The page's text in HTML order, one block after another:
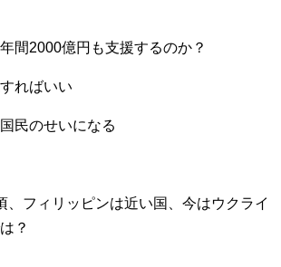
間2000億円も支援するのか？
ればいい
民のせいになる
、フィリッピンは近い国、今はウクライ
？